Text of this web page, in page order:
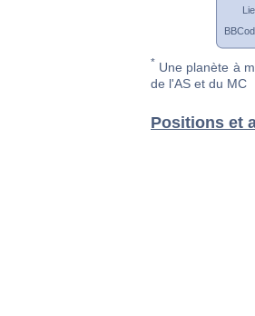
* Une planète à
de l'AS et du MC
Positions et